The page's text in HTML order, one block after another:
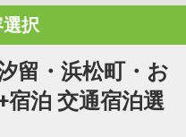
択
留・浜松町・お
宿泊 交通宿泊選